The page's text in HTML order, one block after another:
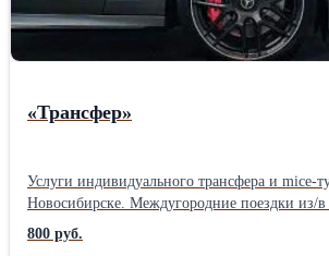
«Трансфер»
Услуги индивидуального трансфера и mice-
Новосибирске. Междугородние поездки из/в
Встречи в аэропорту/вокзал. Возможна аренда микроавтобуса! _
автомобили комфорт- бизнес- премиум-
800 руб.